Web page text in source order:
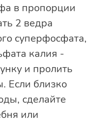
в пропорции
2 ведра
суперфосфата,
калия -
и пролить
Если близко
сделайте
или